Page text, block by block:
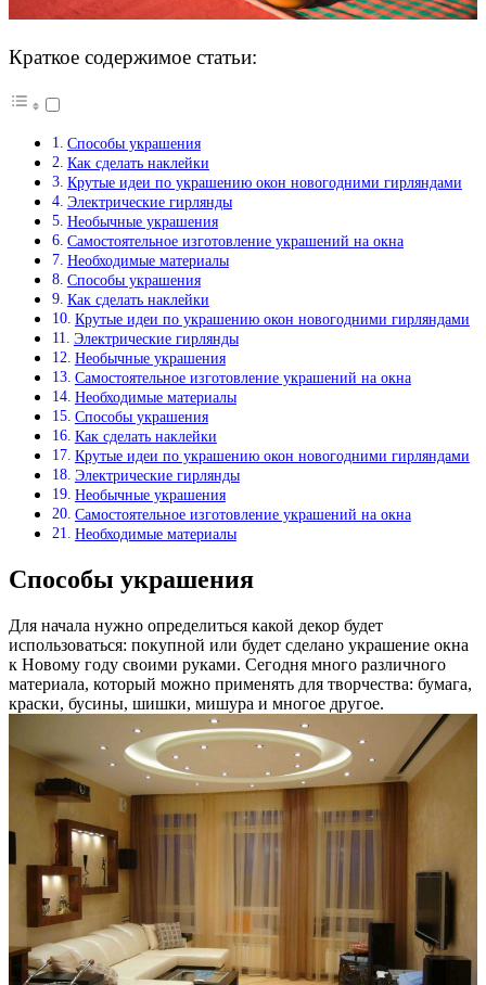
Краткое содержимое статьи:
Способы украшения
Как сделать наклейки
Крутые идеи по украшению окон новогодними гирляндами
Электрические гирлянды
Необычные украшения
Самостоятельное изготовление украшений на окна
Необходимые материалы
Способы украшения
Как сделать наклейки
Крутые идеи по украшению окон новогодними гирляндами
Электрические гирлянды
Необычные украшения
Самостоятельное изготовление украшений на окна
Необходимые материалы
Способы украшения
Как сделать наклейки
Крутые идеи по украшению окон новогодними гирляндами
Электрические гирлянды
Необычные украшения
Самостоятельное изготовление украшений на окна
Необходимые материалы
Способы украшения
Для начала нужно определиться какой декор будет
использоваться: покупной или будет сделано украшение окна
к Новому году своими руками. Сегодня много различного
материала, который можно применять для творчества: бумага,
краски, бусины, шишки, мишура и многое другое.